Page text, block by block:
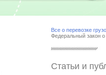
Все о перевозке
Федеральный закон о
Статьи и